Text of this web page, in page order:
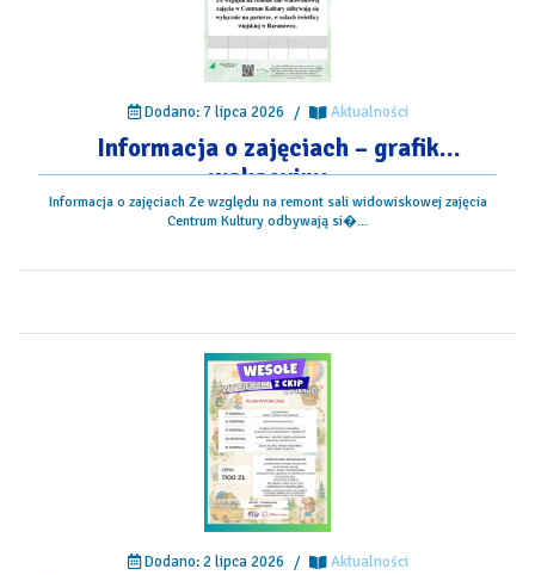
Dodano: 7 lipca 2026 / Aktualności
Informacja o zajęciach – grafik
wakacyjny
Informacja o zajęciach Ze względu na remont sali widowiskowej zajęcia
Centrum Kultury odbywają si�...
Dodano: 2 lipca 2026 / Aktualności